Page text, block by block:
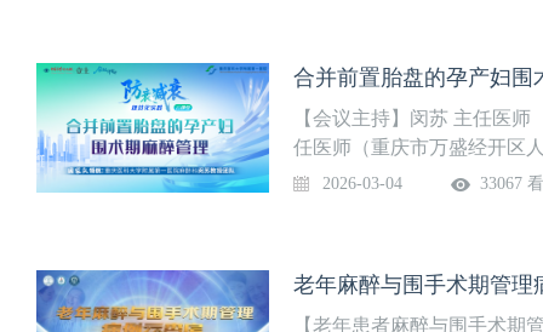
质量管理模式。这一模式融
协作，尤其适用于高龄、合
合并前置胎盘的孕产妇围
【会议主持】闵苏 主任医
任医师（重庆市万盛经开区
医科大学附属第一医院麻醉
模式融合了循证医学、生理
龄、合并症多、生理储备低
2026-03-04 33067
老年麻醉与围手术期管理
【老年患者麻醉与围手术期